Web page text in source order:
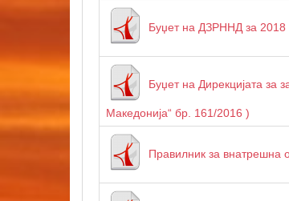
Буџет на ДЗРННД за 2018
Буџет на Дирекцијата за
Македонија“ бр. 161/2016 )
Правилник за внатрешна